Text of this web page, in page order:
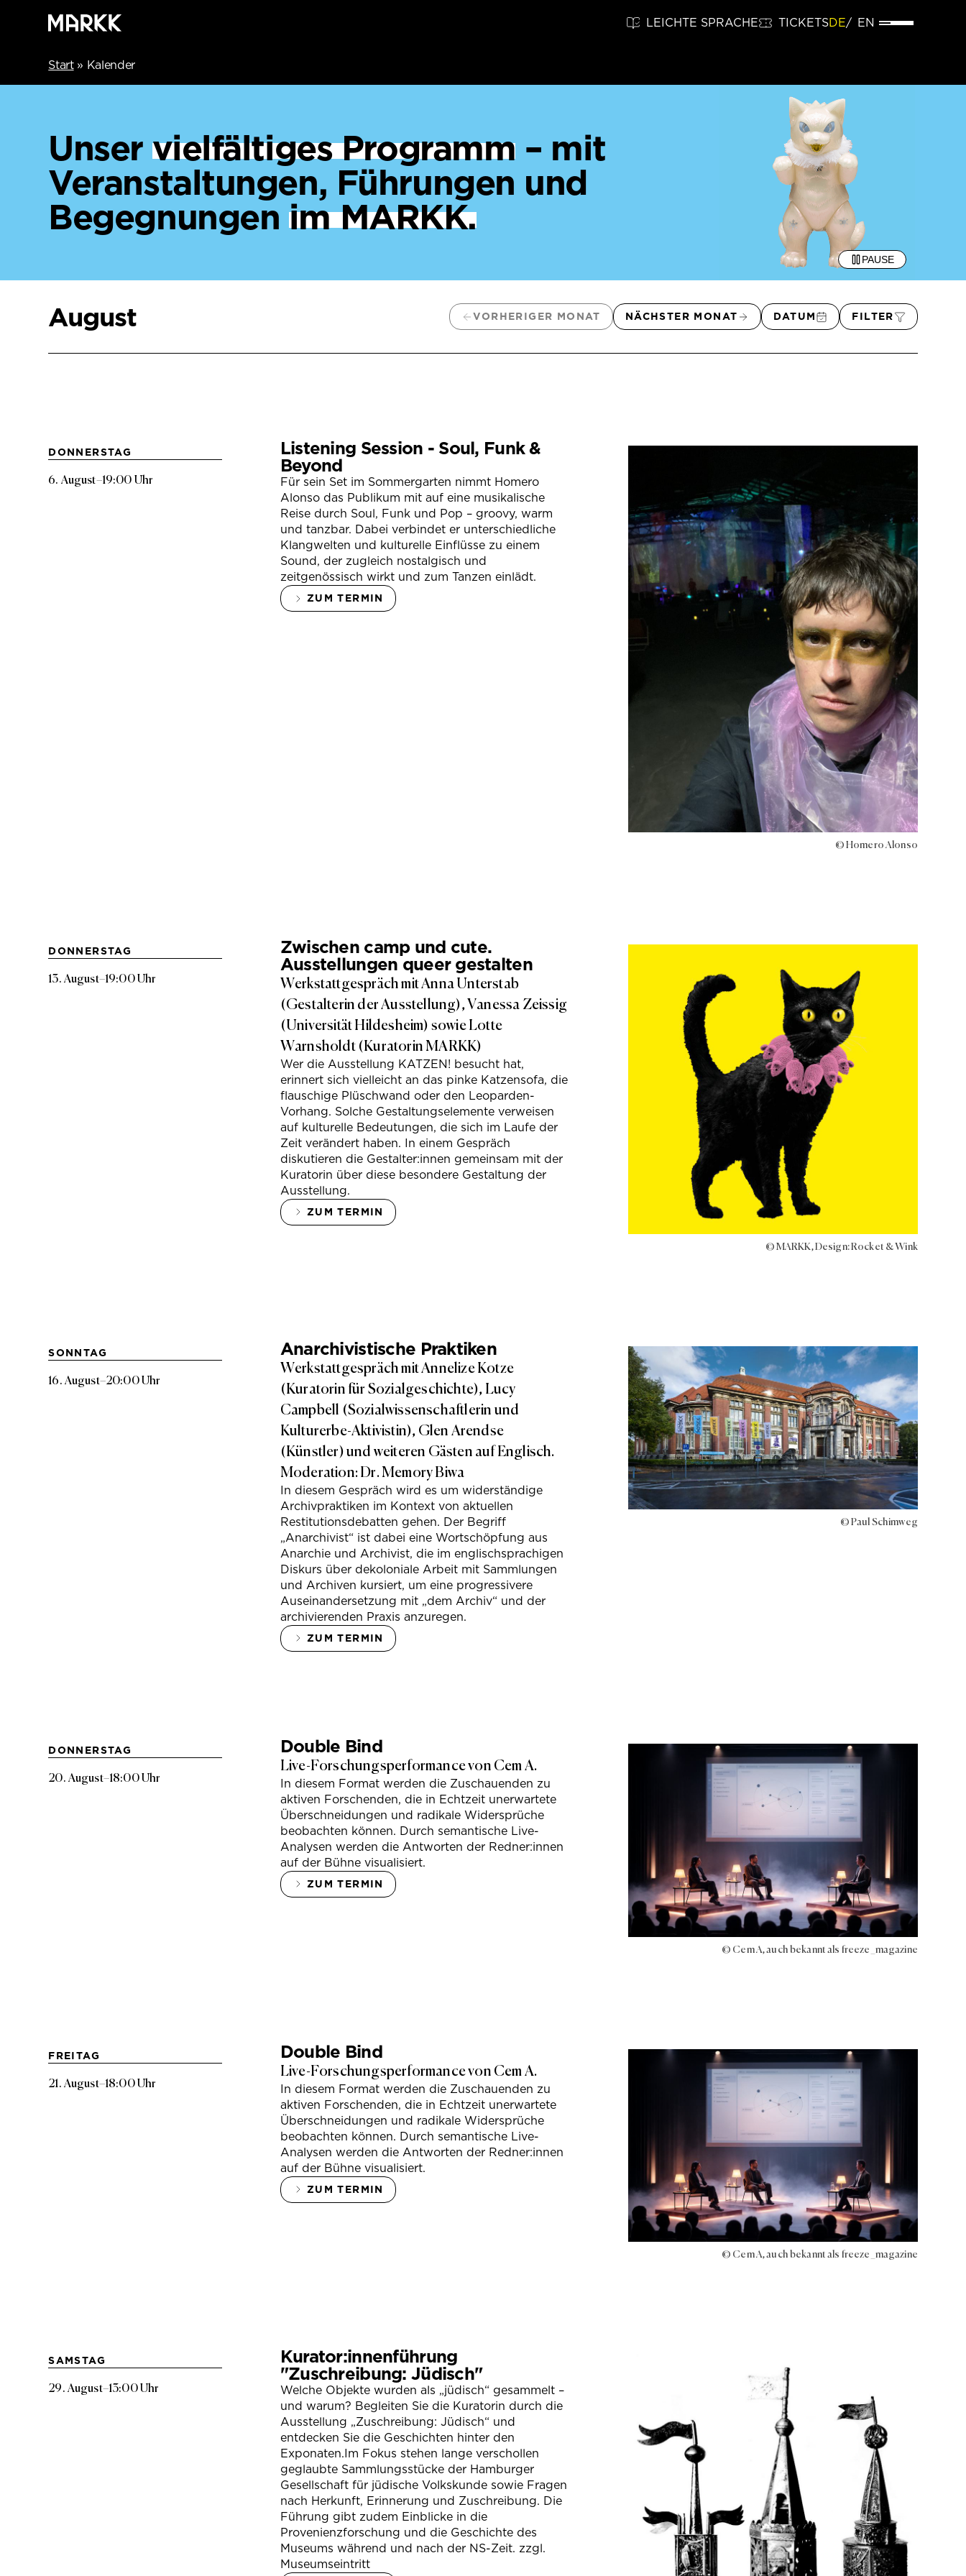
LEICHTE SPRACHE TICKETSDE EN
Start» Kalender
Unser vielfältiges Programm – mit
Veranstaltungen, Führungen und
Begegnungen im MARKK.
PAUSE
August VORHERIGER MONAT NÄCHSTER MONAT DATUM FILTER
DONNERSTAG
6. August–19:00 Uhr
Listening Session - Soul, Funk &
Beyond
Für sein Set im Sommergarten nimmt Homero
Alonso das Publikum mit auf eine musikalische
Reise durch Soul, Funk und Pop – groovy, warm
und tanzbar. Dabei verbindet er unterschiedliche
Klangwelten und kulturelle Einflüsse zu einem
Sound, der zugleich nostalgisch und
zeitgenössisch wirkt und zum Tanzen einlädt.
ZUM TERMIN
© Homero Alonso
DONNERSTAG
13. August–19:00 Uhr
Zwischen camp und cute.
Ausstellungen queer gestalten
Werkstattgespräch mit Anna Unterstab
(Gestalterin der Ausstellung), Vanessa Zeissig
(Universität Hildesheim) sowie Lotte
Warnsholdt (Kuratorin MARKK)
Wer die Ausstellung KATZEN! besucht hat,
erinnert sich vielleicht an das pinke Katzensofa, die
flauschige Plüschwand oder den Leoparden-
Vorhang. Solche Gestaltungselemente verweisen
auf kulturelle Bedeutungen, die sich im Laufe der
Zeit verändert haben. In einem Gespräch
diskutieren die Gestalter:innen gemeinsam mit der
Kuratorin über diese besondere Gestaltung der
Ausstellung.
ZUM TERMIN
© MARKK, Design: Rocket & Wink
SONNTAG
16. August–20:00 Uhr
Anarchivistische Praktiken
Werkstattgespräch mit Annelize Kotze
(Kuratorin für Sozialgeschichte), Lucy
Campbell (Sozialwissenschaftlerin und
Kulturerbe-Aktivistin), Glen Arendse
(Künstler) und weiteren Gästen auf Englisch.
Moderation: Dr. Memory Biwa
In diesem Gespräch wird es um widerständige
Archivpraktiken im Kontext von aktuellen
Restitutionsdebatten gehen. Der Begriff
„Anarchivist“ ist dabei eine Wortschöpfung aus
Anarchie und Archivist, die im englischsprachigen
Diskurs über dekoloniale Arbeit mit Sammlungen
und Archiven kursiert, um eine progressivere
Auseinandersetzung mit „dem Archiv“ und der
archivierenden Praxis anzuregen.
ZUM TERMIN
© Paul Schimweg
DONNERSTAG
20. August–18:00 Uhr
Double Bind
Live-Forschungsperformance von Cem A.
In diesem Format werden die Zuschauenden zu
aktiven Forschenden, die in Echtzeit unerwartete
Überschneidungen und radikale Widersprüche
beobachten können. Durch semantische Live-
Analysen werden die Antworten der Redner:innen
auf der Bühne visualisiert.
ZUM TERMIN
© Cem A, auch bekannt als freeze_magazine
FREITAG
21. August–18:00 Uhr
Double Bind
Live-Forschungsperformance von Cem A.
In diesem Format werden die Zuschauenden zu
aktiven Forschenden, die in Echtzeit unerwartete
Überschneidungen und radikale Widersprüche
beobachten können. Durch semantische Live-
Analysen werden die Antworten der Redner:innen
auf der Bühne visualisiert.
ZUM TERMIN
© Cem A, auch bekannt als freeze_magazine
SAMSTAG
29. August–13:00 Uhr
Kurator:innenführung
"Zuschreibung: Jüdisch"
Welche Objekte wurden als „jüdisch“ gesammelt –
und warum? Begleiten Sie die Kuratorin durch die
Ausstellung „Zuschreibung: Jüdisch“ und
entdecken Sie die Geschichten hinter den
Exponaten.Im Fokus stehen lange verschollen
geglaubte Sammlungsstücke der Hamburger
Gesellschaft für jüdische Volkskunde sowie Fragen
nach Herkunft, Erinnerung und Zuschreibung. Die
Führung gibt zudem Einblicke in die
Provenienzforschung und die Geschichte des
Museums während und nach der NS-Zeit. zzgl.
Museumseintritt